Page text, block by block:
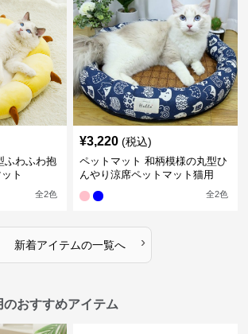
ふわふわ抱
ト
全2色
¥3,220 (税込)
ペットマット 和柄模様の丸型ひ
んやり涼席ペットマット猫用
全2色
新着アイテムの一覧へ ›
おすすめアイテム